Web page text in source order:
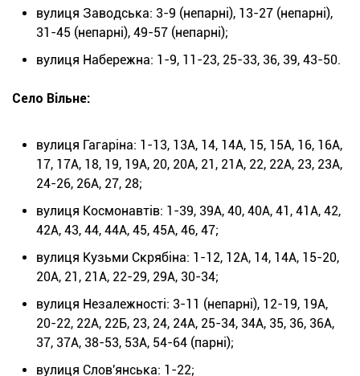
вулиця Заводська: 3-9 (непарні), 13-27 (непарні),
31-45 (непарні), 49-57 (непарні);
вулиця Набережна: 1-9, 11-23, 25-33, 36, 39, 43-50.
Село Вільне:
вулиця Гагаріна: 1-13, 13А, 14, 14А, 15, 15А, 16, 16А,
17, 17А, 18, 19, 19А, 20, 20А, 21, 21А, 22, 22А, 23, 23А,
24-26, 26А, 27, 28;
вулиця Космонавтів: 1-39, 39А, 40, 40А, 41, 41А, 42,
42А, 43, 44, 44А, 45, 45А, 46, 47;
вулиця Кузьми Скрябіна: 1-12, 12А, 14, 14А, 15-20,
20А, 21, 21А, 22-29, 29А, 30-34;
вулиця Незалежності: 3-11 (непарні), 12-19, 19А,
20-22, 22А, 22Б, 23, 24, 24А, 25-34, 34А, 35, 36, 36А,
37, 37А, 38-53, 53А, 54-64 (парні);
вулиця Слов'янська: 1-22;